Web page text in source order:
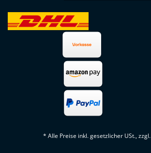
* Alle Preise inkl. gesetzlicher USt., zzgl.